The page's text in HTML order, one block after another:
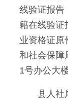
线验证报告
籍在线验证
业资格证原
和社会保障
1号办公大
县人社